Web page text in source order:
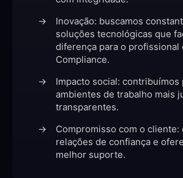
Inovação: buscamos
soluções tecnológicas que
diferença para o profissional
Compliance.
Impacto social: contribuímos
ambientes de trabalho mais
transparentes.
Compromisso com o cliente:
relações de confiança e
melhor suporte.